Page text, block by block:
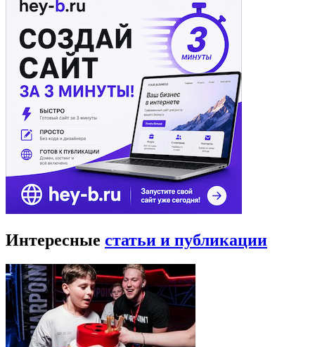
Интересные статьи и публикации